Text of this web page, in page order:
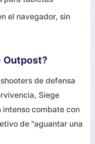
el navegador, sin
Outpost?
de defensa
Siege
intenso combate con
de "aguantar una